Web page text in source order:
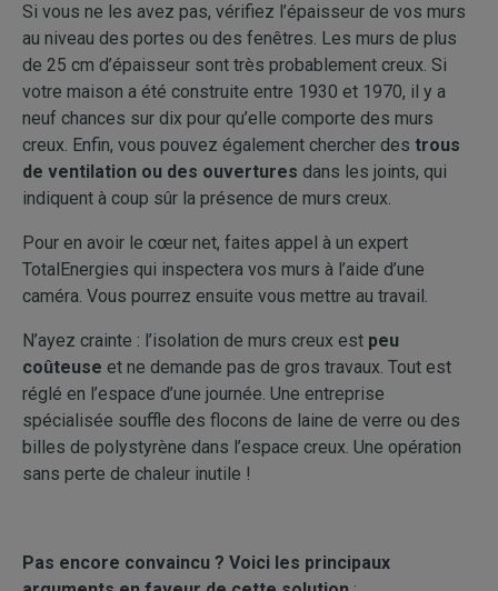
Si vous ne les avez pas, vérifiez l’épaisseur de vos murs
au niveau des portes ou des fenêtres. Les murs de plus
de 25 cm d’épaisseur sont très probablement creux. Si
votre maison a été construite entre 1930 et 1970, il y a
neuf chances sur dix pour qu’elle comporte des murs
creux. Enfin, vous pouvez également chercher des trous
de ventilation ou des ouvertures dans les joints, qui
indiquent à coup sûr la présence de murs creux.
Pour en avoir le cœur net, faites appel à un expert
TotalEnergies qui inspectera vos murs à l’aide d’une
caméra. Vous pourrez ensuite vous mettre au travail.
N’ayez crainte : l’isolation de murs creux est peu
coûteuse et ne demande pas de gros travaux. Tout est
réglé en l’espace d’une journée. Une entreprise
spécialisée souffle des flocons de laine de verre ou des
billes de polystyrène dans l’espace creux. Une opération
sans perte de chaleur inutile !
Pas encore convaincu ? Voici les principaux